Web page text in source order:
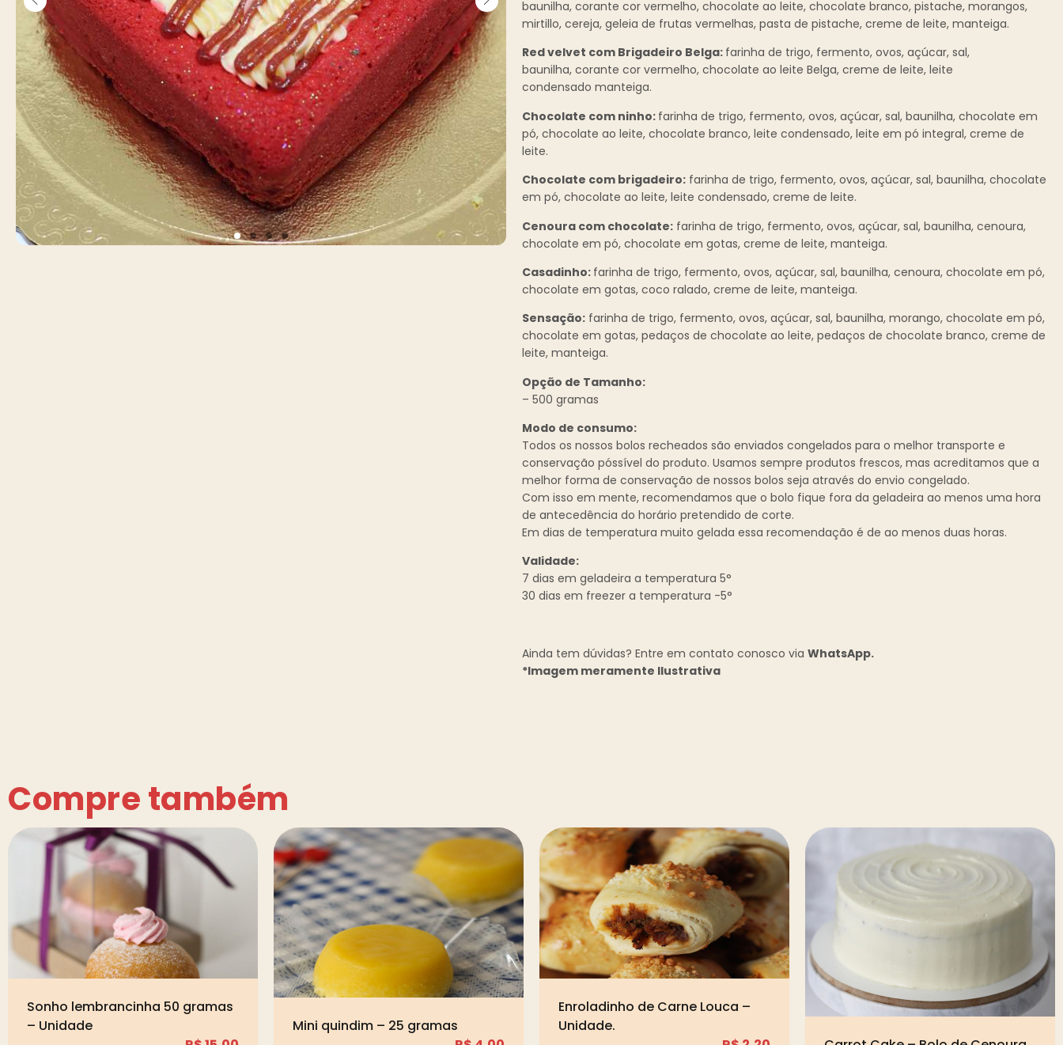
baunilha, corante cor vermelho, chocolate ao leite, chocolate branco, pistache, morangos,
mirtillo, cereja, geleia de frutas vermelhas, pasta de pistache, creme de leite, manteiga.
Red velvet com Brigadeiro Belga: farinha de trigo, fermento, ovos, açúcar, sal,
baunilha, corante cor vermelho, chocolate ao leite Belga, creme de leite, leite
condensado manteiga.
Chocolate com ninho: farinha de trigo, fermento, ovos, açúcar, sal, baunilha, chocolate em
pó, chocolate ao leite, chocolate branco, leite condensado, leite em pó integral, creme de
leite.
Chocolate com brigadeiro: farinha de trigo, fermento, ovos, açúcar, sal, baunilha, chocolate
em pó, chocolate ao leite, leite condensado, creme de leite.
Cenoura com chocolate: farinha de trigo, fermento, ovos, açúcar, sal, baunilha, cenoura,
chocolate em pó, chocolate em gotas, creme de leite, manteiga.
Casadinho: farinha de trigo, fermento, ovos, açúcar, sal, baunilha, cenoura, chocolate em pó,
chocolate em gotas, coco ralado, creme de leite, manteiga.
Sensação: farinha de trigo, fermento, ovos, açúcar, sal, baunilha, morango, chocolate em pó,
chocolate em gotas, pedaços de chocolate ao leite, pedaços de chocolate branco, creme de
leite, manteiga.
Opção de Tamanho:
– 500 gramas
Modo de consumo:
Todos os nossos bolos recheados são enviados congelados para o melhor transporte e
conservação póssível do produto. Usamos sempre produtos frescos, mas acreditamos que a
melhor forma de conservação de nossos bolos seja através do envio congelado.
Com isso em mente, recomendamos que o bolo fique fora da geladeira ao menos uma hora
de antecedência do horário pretendido de corte.
Em dias de temperatura muito gelada essa recomendação é de ao menos duas horas.
Validade:
7 dias em geladeira a temperatura 5°
30 dias em freezer a temperatura -5°
Ainda tem dúvidas? Entre em contato conosco via WhatsApp.
*Imagem meramente Ilustrativa
Compre também
Sonho lembrancinha 50 gramas
– Unidade
Mini quindim – 25 gramas
Enroladinho de Carne Louca –
Unidade.